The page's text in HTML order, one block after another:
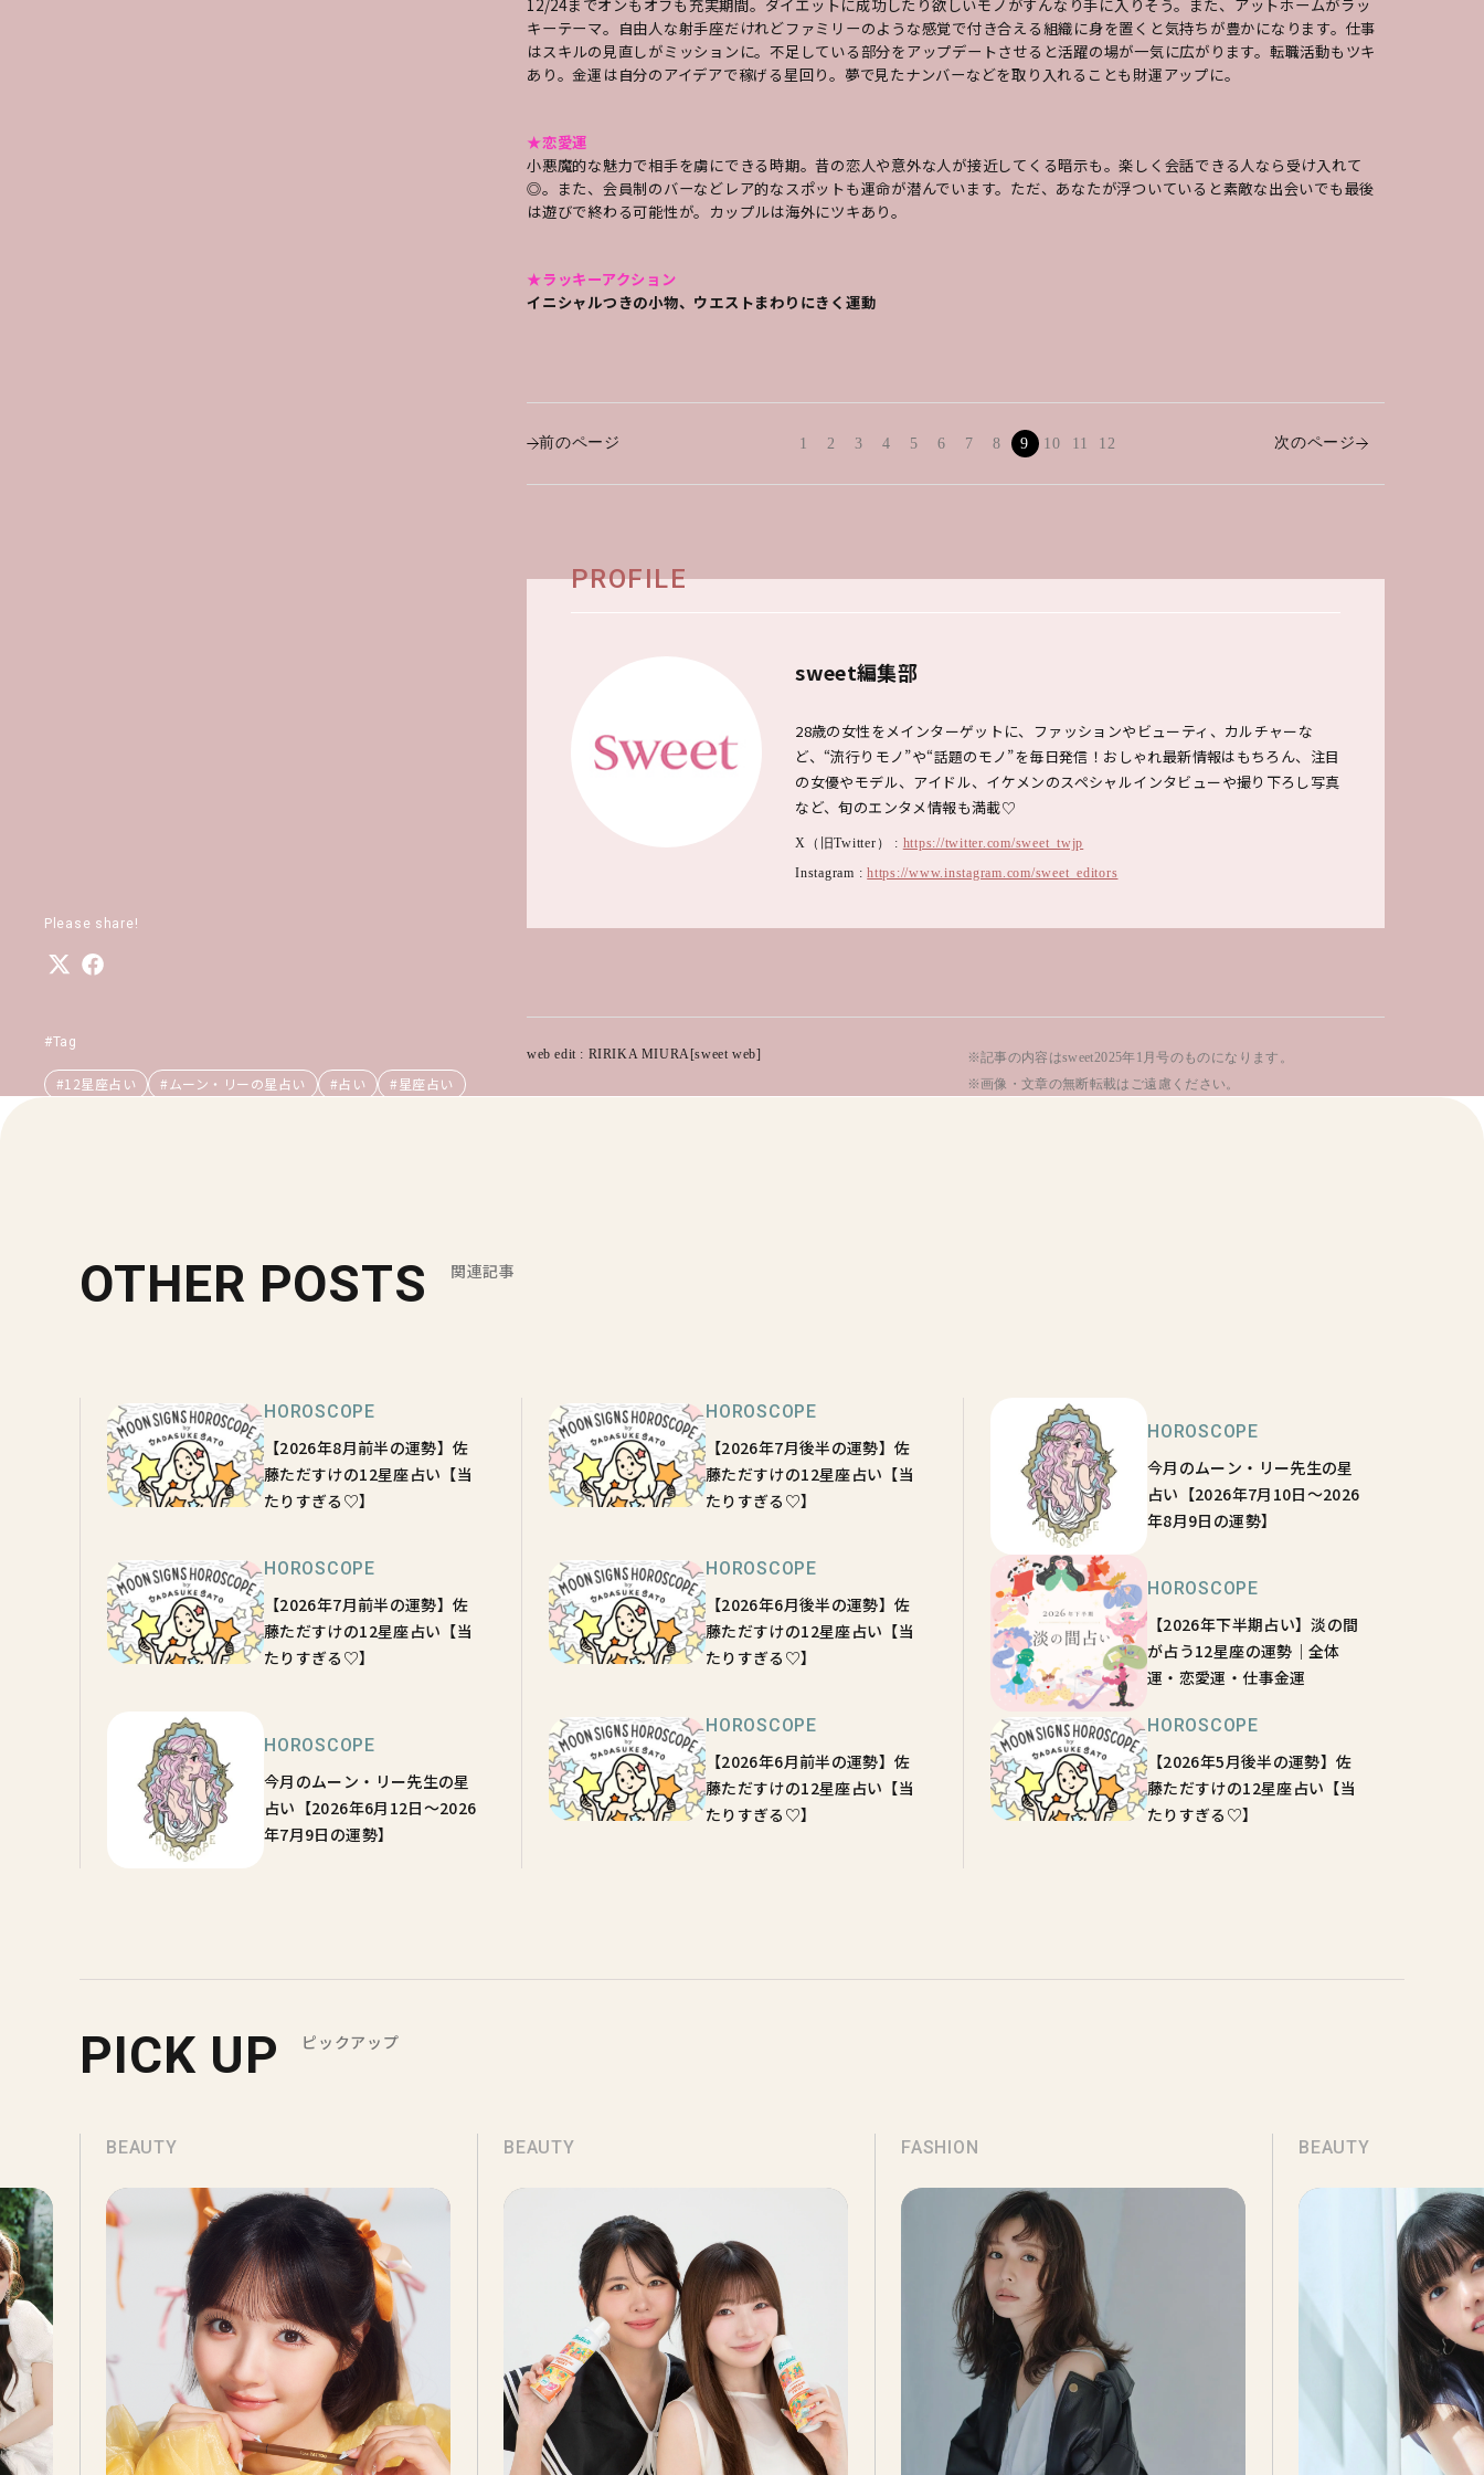
Please share!
#Tag
#12星座占い #ムーン・リーの星占い #占い #星座占い
12/24までオンもオフも充実期間。ダイエットに成功したり欲しいモノがすんなり手に入りそう。また、アットホームがラッ
キーテーマ。自由人な射手座だけれどファミリーのような感覚で付き合える組織に身を置くと気持ちが豊かになります。仕事
はスキルの見直しがミッションに。不足している部分をアップデートさせると活躍の場が一気に広がります。転職活動もツキ
あり。金運は自分のアイデアで稼げる星回り。夢で見たナンバーなどを取り入れることも財運アップに。
★恋愛運
小悪魔的な魅力で相手を虜にできる時期。昔の恋人や意外な人が接近してくる暗示も。楽しく会話できる人なら受け入れて
◎。また、会員制のバーなどレア的なスポットも運命が潜んでいます。ただ、あなたが浮ついていると素敵な出会いでも最後
は遊びで終わる可能性が。カップルは海外にツキあり。
★ラッキーアクション
イニシャルつきの小物、ウエストまわりにきく運動
前のページ 1 2 3 4 5 6 7 8 9 10 11 12 次のページ
PROFILE
sweet編集部
28歳の女性をメインターゲットに、ファッションやビューティ、カルチャーな
ど、“流行りモノ”や“話題のモノ”を毎日発信！おしゃれ最新情報はもちろん、注目
の女優やモデル、アイドル、イケメンのスペシャルインタビューや撮り下ろし写真
など、旬のエンタメ情報も満載♡
X（旧Twitter） : https://twitter.com/sweet_twjp
Instagram :https://www.instagram.com/sweet_editors
web edit : RIRIKA MIURA[sweet web]
※記事の内容はsweet2025年1月号のものになります。
※画像・文章の無断転載はご遠慮ください。
OTHER POSTS 関連記事
HOROSCOPE
【2026年8月前半の運勢】佐
藤ただすけの12星座占い【当
たりすぎる♡】
HOROSCOPE
【2026年7月後半の運勢】佐
藤ただすけの12星座占い【当
たりすぎる♡】
HOROSCOPE
今月のムーン・リー先生の星
占い【2026年7月10日～2026
年8月9日の運勢】
HOROSCOPE
【2026年7月前半の運勢】佐
藤ただすけの12星座占い【当
たりすぎる♡】
HOROSCOPE
【2026年6月後半の運勢】佐
藤ただすけの12星座占い【当
たりすぎる♡】
HOROSCOPE
【2026年下半期占い】淡の間
が占う12星座の運勢｜全体
運・恋愛運・仕事金運
HOROSCOPE
今月のムーン・リー先生の星
占い【2026年6月12日～2026
年7月9日の運勢】
HOROSCOPE
【2026年6月前半の運勢】佐
藤ただすけの12星座占い【当
たりすぎる♡】
HOROSCOPE
【2026年5月後半の運勢】佐
藤ただすけの12星座占い【当
たりすぎる♡】
PICK UP ピックアップ
BEAUTY BEAUTY FASHION BEAUTY